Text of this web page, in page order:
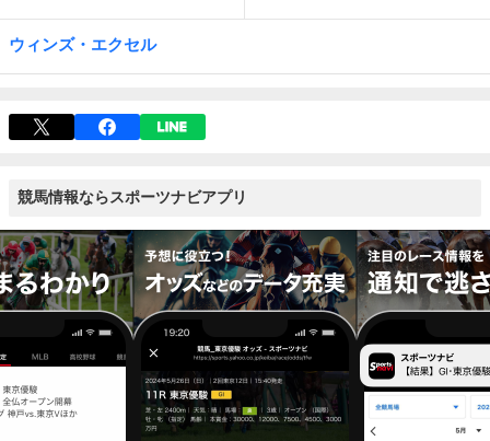
ウィンズ・エクセル
競馬情報ならスポーツナビアプリ